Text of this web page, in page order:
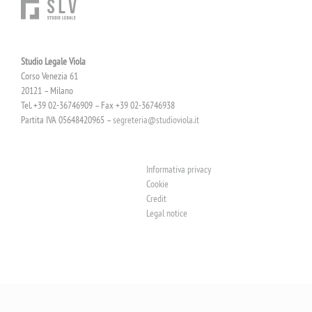
Studio Legale Viola
Corso Venezia 61
20121 – Milano
Tel. +39 02-36746909 – Fax +39 02-36746938
Partita IVA 05648420965 –segreteria@studioviola.it
Informativa privacy
Cookie
Credit
Legal notice